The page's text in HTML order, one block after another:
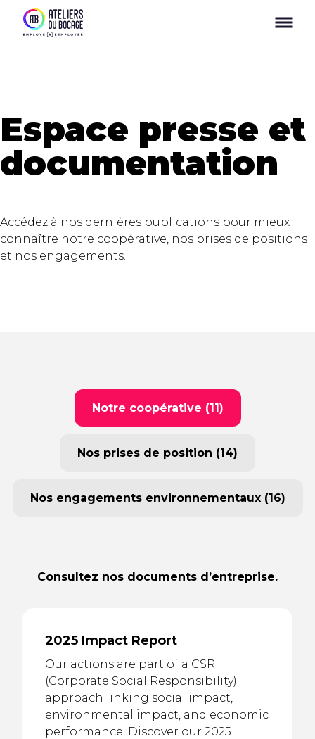
Espace presse et
documentation
Accédez à nos dernières publications pour mieux
connaître notre coopérative, nos prises de positions
et nos engagements.
Notre coopérative (11)
Nos prises de position (14)
Nos engagements environnementaux (16)
Consultez nos documents d’entreprise.
2025 Impact Report
Our actions are part of a CSR
(Corporate Social Responsibility)
approach linking social impact,
environmental impact, and economic
performance. Discover our 2025
Panneau de gestion des cookies